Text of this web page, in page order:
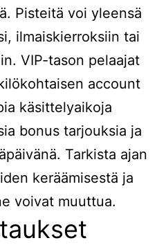
Pisteitä voi yleensä
ilmaiskierroksiin tai
VIP-tason pelaajat
account
käsittelyaikoja
bonus tarjouksia ja
Tarkista ajan
keräämisestä ja
voivat muuttua.